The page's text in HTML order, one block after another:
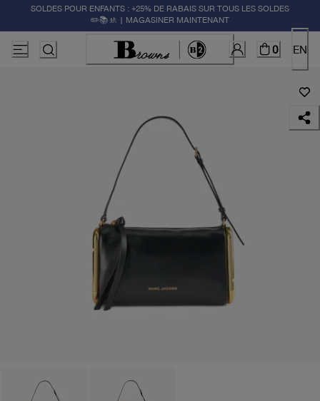
SOLDES POUR ENFANTS : +25% DE RABAIS SUR TOUS LES SOLDES
✏️📚🚸 | MAGASINER MAINTENANT
0 EN